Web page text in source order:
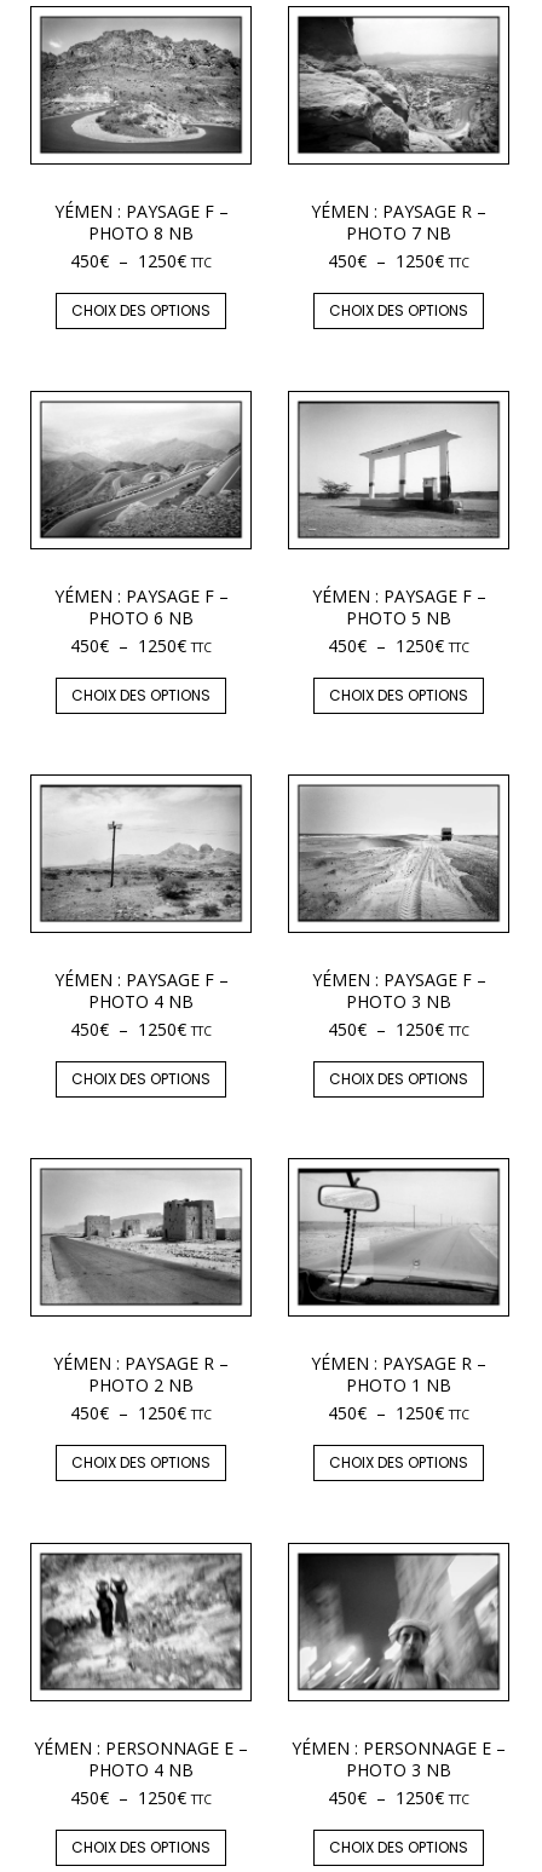
YÉMEN : PAYSAGE F –
PHOTO 8 NB
450€ – 1250€ TTC
CHOIX DES OPTIONS
YÉMEN : PAYSAGE R –
PHOTO 7 NB
450€ – 1250€ TTC
CHOIX DES OPTIONS
YÉMEN : PAYSAGE F –
PHOTO 6 NB
450€ – 1250€ TTC
CHOIX DES OPTIONS
YÉMEN : PAYSAGE F –
PHOTO 5 NB
450€ – 1250€ TTC
CHOIX DES OPTIONS
YÉMEN : PAYSAGE F –
PHOTO 4 NB
450€ – 1250€ TTC
CHOIX DES OPTIONS
YÉMEN : PAYSAGE F –
PHOTO 3 NB
450€ – 1250€ TTC
CHOIX DES OPTIONS
YÉMEN : PAYSAGE R –
PHOTO 2 NB
450€ – 1250€ TTC
CHOIX DES OPTIONS
YÉMEN : PAYSAGE R –
PHOTO 1 NB
450€ – 1250€ TTC
CHOIX DES OPTIONS
YÉMEN : PERSONNAGE E –
PHOTO 4 NB
450€ – 1250€ TTC
CHOIX DES OPTIONS
YÉMEN : PERSONNAGE E –
PHOTO 3 NB
450€ – 1250€ TTC
CHOIX DES OPTIONS